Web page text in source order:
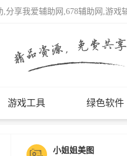
分享我爱辅助网,678辅助网,游戏
游戏工具 绿色软件
小姐姐美图